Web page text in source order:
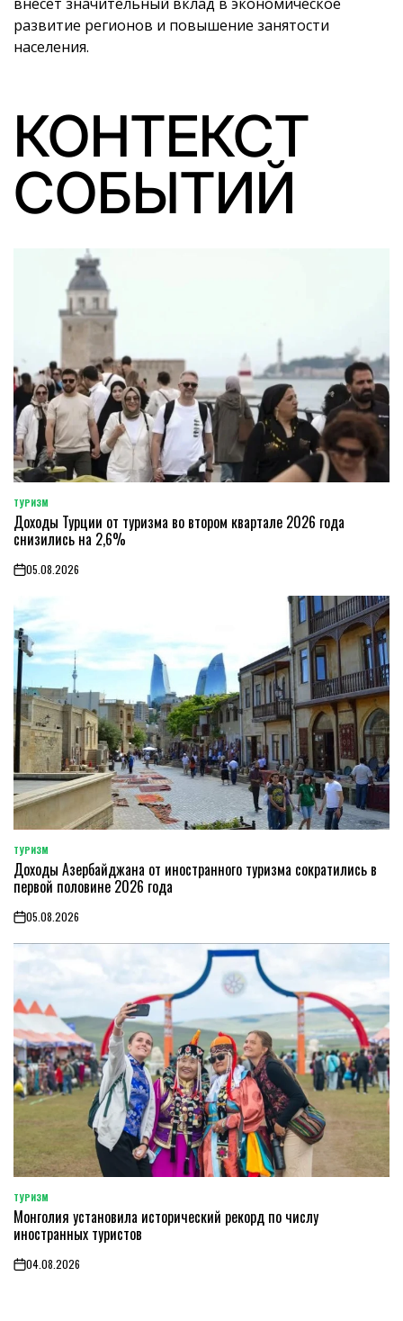
развитие регионов и повышение занятости
населения.
КОНТЕКСТ
СОБЫТИЙ
POSTED
IN
ТУРИЗМ
Доходы Турции от туризма во втором квартале 2026 года
снизились на 2,6%
on05.08.2026
POSTED
IN
ТУРИЗМ
Доходы Азербайджана от иностранного туризма сократились в
первой половине 2026 года
on05.08.2026
POSTED
IN
ТУРИЗМ
Монголия установила исторический рекорд по числу
иностранных туристов
on04.08.2026